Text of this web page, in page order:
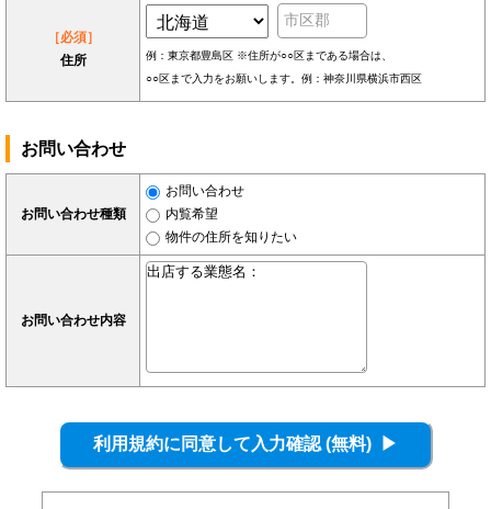
［必須］
住所
例：東京都豊島区 ※住所が○○区まである場合は、
○○区まで入力をお願いします。例：神奈川県横浜市西区
お問い合わせ
お問い合わせ種類
お問い合わせ
内覧希望
物件の住所を知りたい
お問い合わせ内容